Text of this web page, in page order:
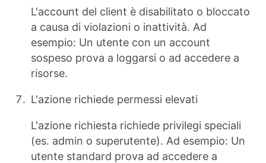
L'account del client è disabilitato o bloccato
a causa di violazioni o inattività. Ad
esempio: Un utente con un account
sospeso prova a loggarsi o ad accedere a
risorse.
L'azione richiede permessi elevati
L'azione richiesta richiede privilegi speciali
(es. admin o superutente). Ad esempio: Un
utente standard prova ad accedere a